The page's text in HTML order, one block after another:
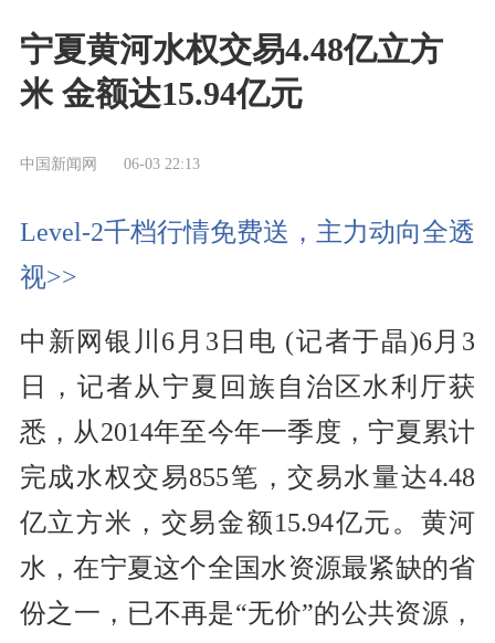
宁夏黄河水权交易4.48亿立方
米 金额达15.94亿元
中国新闻网 06-03 22:13
Level-2千档行情免费送，主力动向全透
视>>
中新网银川6月3日电 (记者于晶)6月3
日，记者从宁夏回族自治区水利厅获
悉，从2014年至今年一季度，宁夏累计
完成水权交易855笔，交易水量达4.48
亿立方米，交易金额15.94亿元。黄河
水，在宁夏这个全国水资源最紧缺的省
份之一，已不再是“无价”的公共资源，